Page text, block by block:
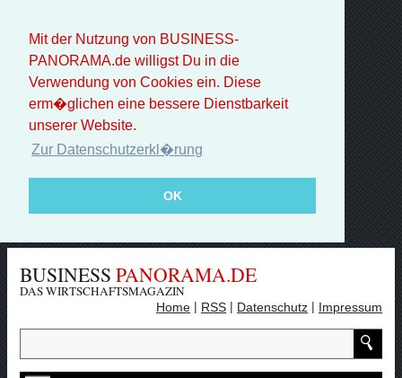
Mit der Nutzung von BUSINESS-
PANORAMA.de willigst Du in die
Verwendung von Cookies ein. Diese
erm�glichen eine bessere Dienstbarkeit
unserer Website.
Zur Datenschutzerkl�rung
OK
BUSINESS PANORAMA.DE
DAS WIRTSCHAFTSMAGAZIN
Home | RSS | Datenschutz | Impressum